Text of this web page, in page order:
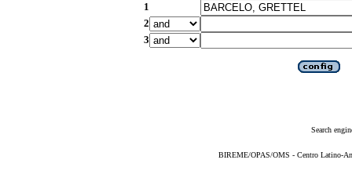
1
2
3
Search
BIREME/OPAS/OMS - Centro Latino-